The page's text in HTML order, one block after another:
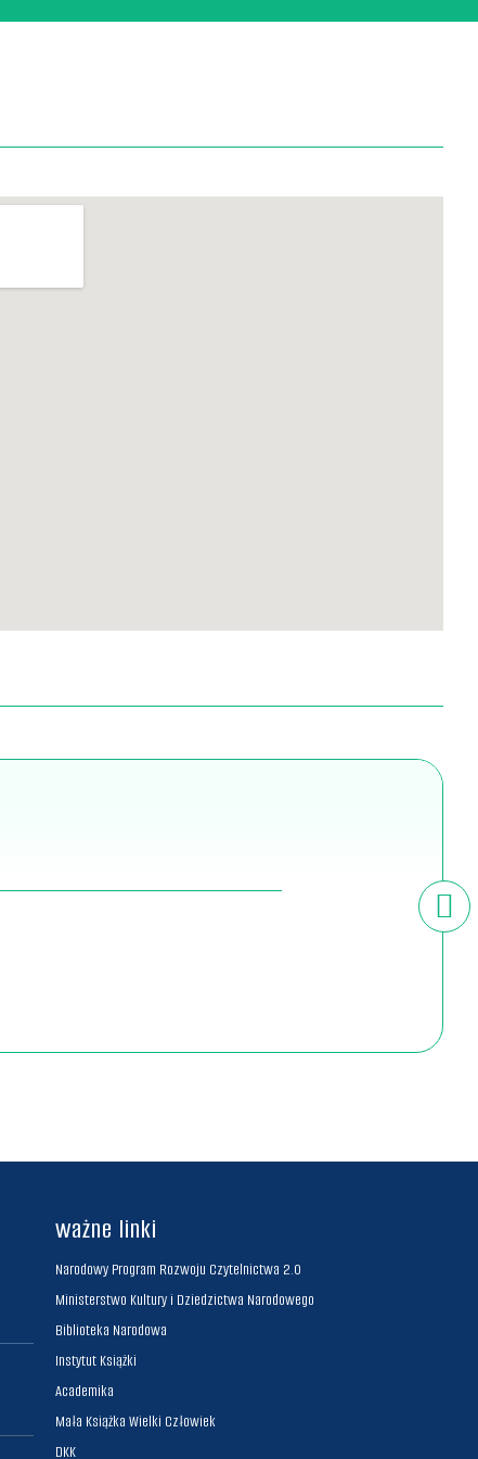
ważne linki
Narodowy Program Rozwoju Czytelnictwa 2.0
Ministerstwo Kultury i Dziedzictwa Narodowego
Biblioteka Narodowa
Instytut Książki
Academika
Mała Książka Wielki Człowiek
DKK